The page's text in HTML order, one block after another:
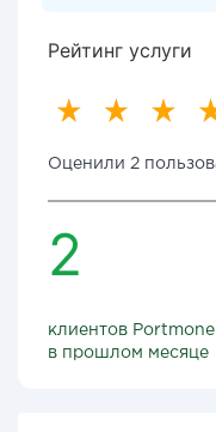
Рейтинг услуги
Оценили 2
2
клиентов
в прошлом месяце